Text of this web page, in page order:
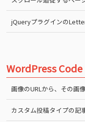
jQueryプラグインの
WordPress Code
画像のURLから、その画
カスタム投稿タイプの記